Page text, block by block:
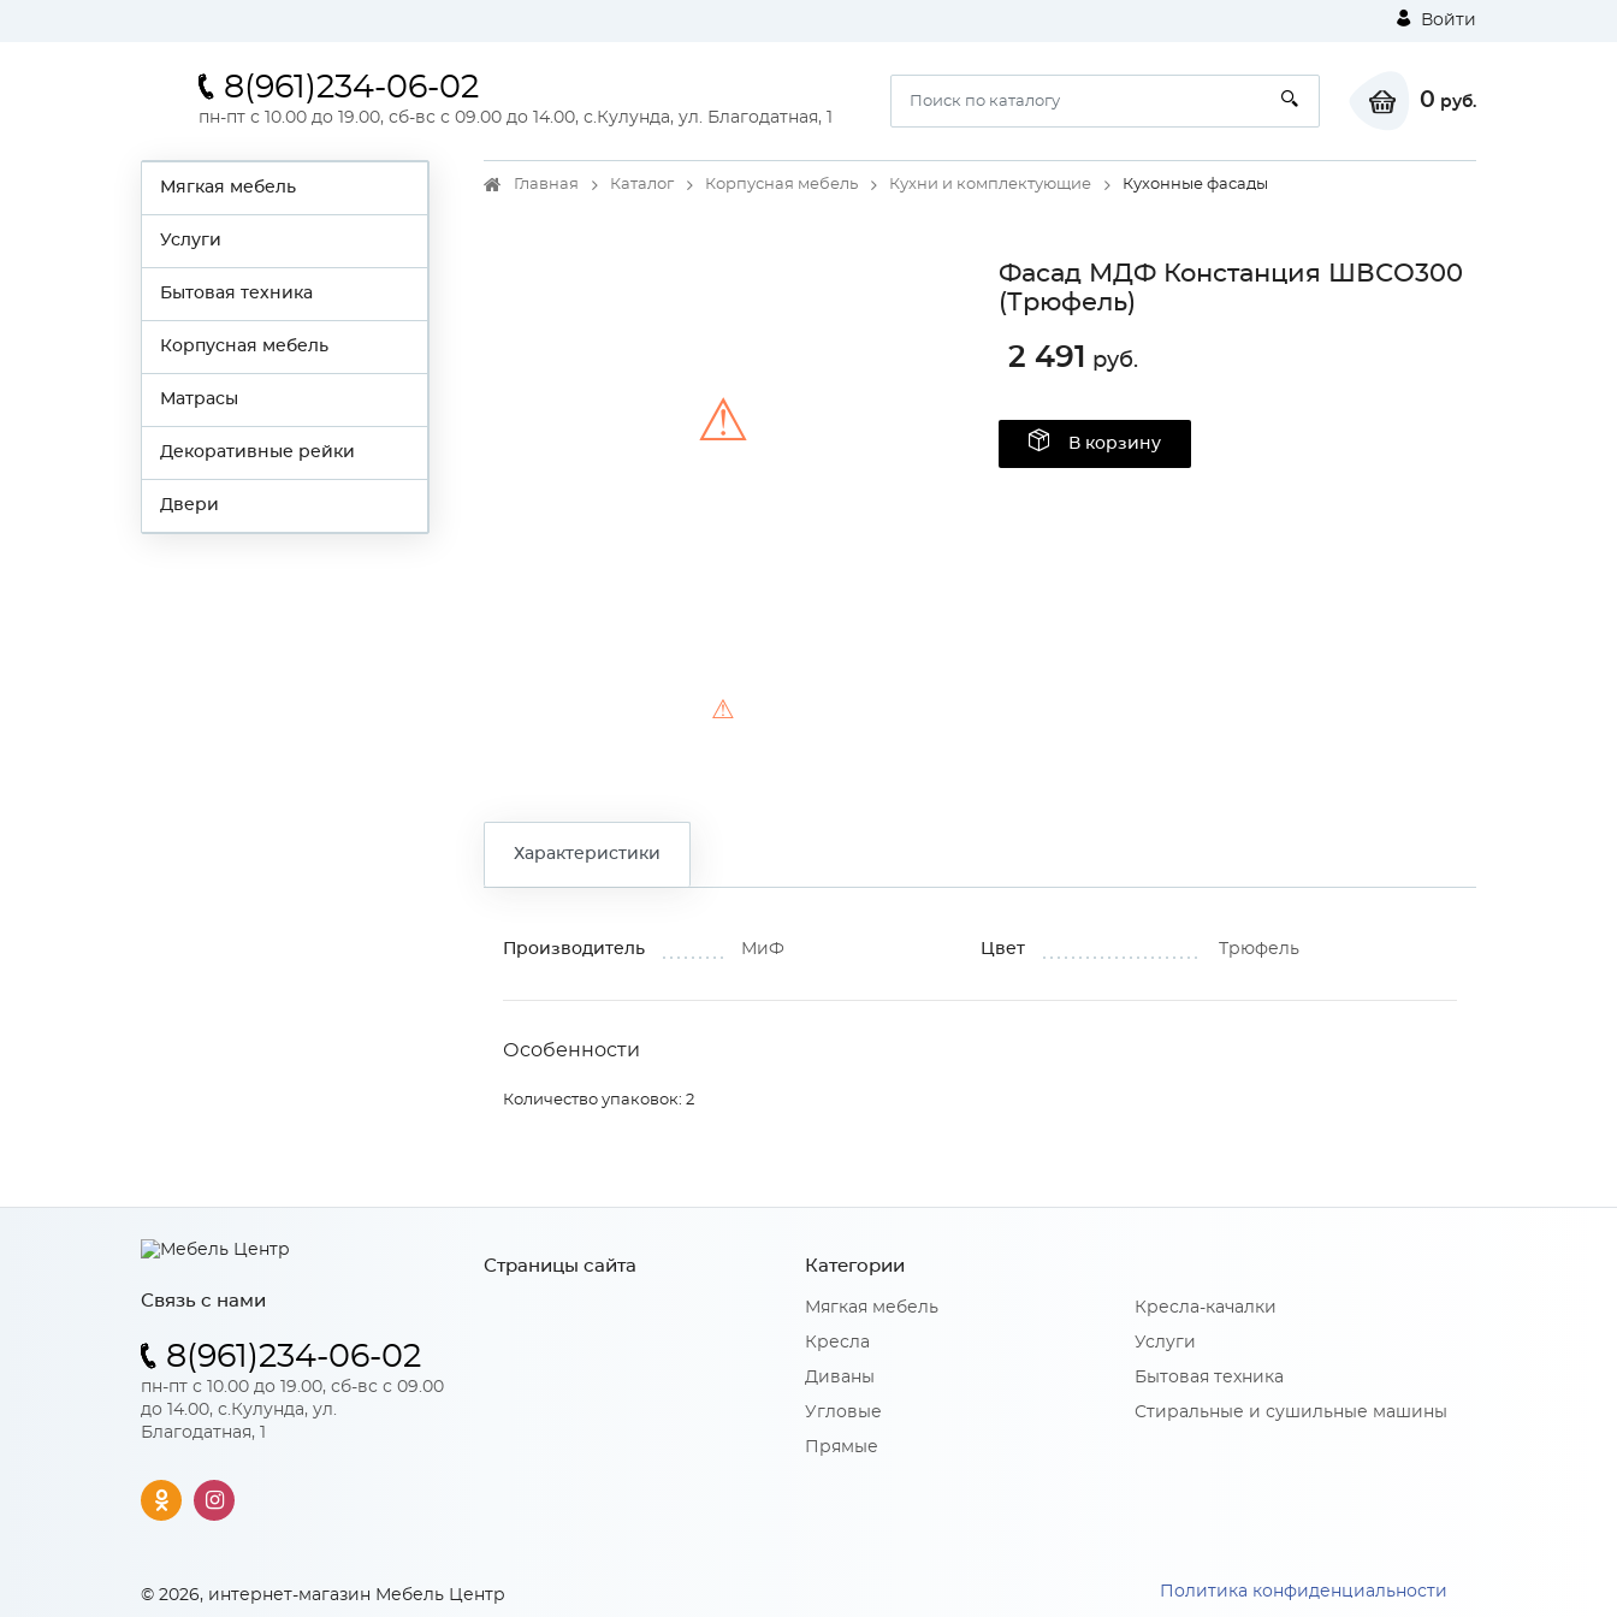
Войти
8(961)234-06-02
пн-пт с 10.00 до 19.00, сб-вс с 09.00 до 14.00, с.Кулунда, ул. Благодатная, 1
0 руб.
Мягкая мебель
Услуги
Бытовая техника
Корпусная мебель
Матрасы
Декоративные рейки
Двери
Главная Каталог Корпусная мебель Кухни и комплектующие Кухонные фасады
⚠
⚠
Фасад МДФ Констанция ШВСО300
(Трюфель)
2 491 руб.
В корзину
Характеристики
Производитель МиФ Цвет Трюфель
Особенности
Количество упаковок: 2
Связь с нами
8(961)234-06-02
пн-пт с 10.00 до 19.00, сб-вс с 09.00
до 14.00, с.Кулунда, ул.
Благодатная, 1
Страницы сайта Категории
Мягкая мебель
Кресла
Диваны
Угловые
Прямые
Кресла-качалки
Услуги
Бытовая техника
Стиральные и сушильные машины
© 2026, интернет-магазин Мебель Центр Политика конфиденциальности